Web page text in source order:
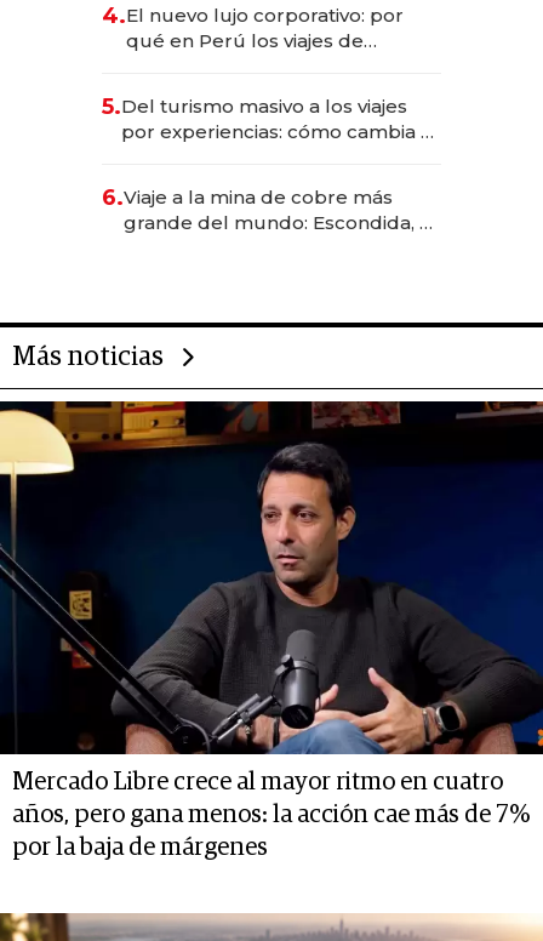
Fénix
4.El nuevo lujo corporativo: por
qué en Perú los viajes de
transformadoras
5.Del turismo masivo a los viajes
por experiencias: cómo cambia el
6.Viaje a la mina de cobre más
grande del mundo: Escondida, el
Más noticias
Mercado Libre crece al mayor ritmo en cuatro
años, pero gana menos: la acción cae más de 7%
por la baja de márgenes